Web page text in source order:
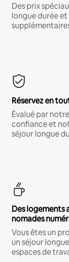
Des prix
longue durée
Réservez en
Évalué par
confiance et
séjour longue
Des logements
nomades
Vous êtes un
un séjour
espaces de